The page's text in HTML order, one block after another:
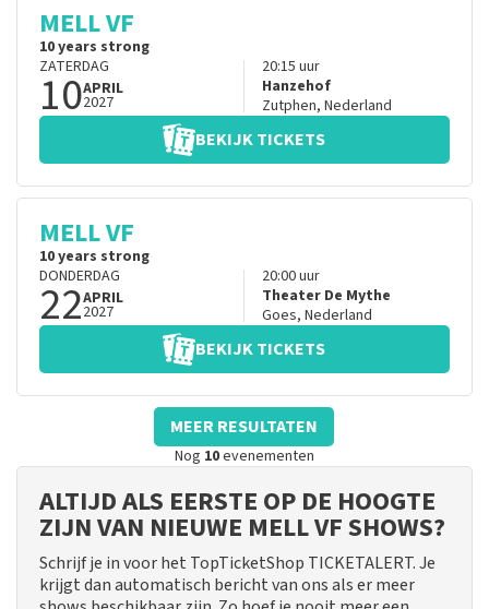
MELL VF
10 years strong
ZATERDAG
10APRIL
2027
20:15 uur
Hanzehof
Zutphen, Nederland
BEKIJK TICKETS
MELL VF
10 years strong
DONDERDAG
22APRIL
2027
20:00uur
Theater De Mythe
Goes, Nederland
BEKIJK TICKETS
MEER RESULTATEN
Nog 10evenementen
ALTIJD ALS EERSTE OP DE HOOGTE
ZIJN VAN NIEUWE MELL VF SHOWS?
Schrijf je in voor het TopTicketShop TICKETALERT. Je
krijgt dan automatisch bericht van ons als er meer